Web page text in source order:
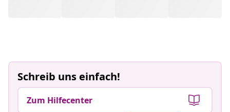
Schreib uns einfach!
Zum Hilfecenter